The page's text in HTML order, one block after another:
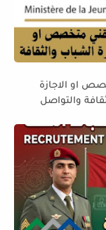
او الاجازة
والتواصل